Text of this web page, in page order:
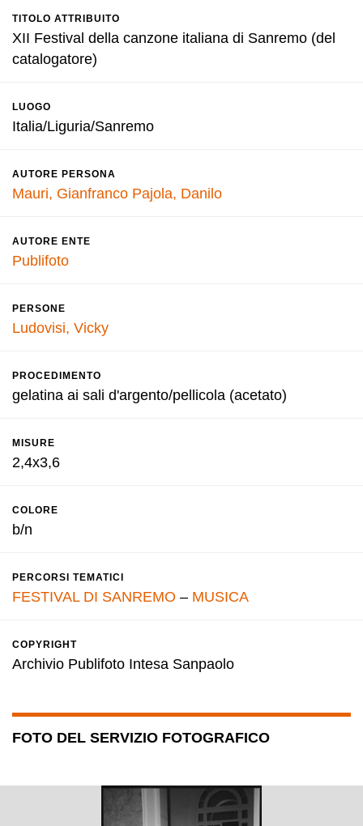
TITOLO ATTRIBUITO
XII Festival della canzone italiana di Sanremo (del
catalogatore)
LUOGO
Italia/Liguria/Sanremo
AUTORE PERSONA
Mauri, Gianfranco Pajola, Danilo
AUTORE ENTE
Publifoto
PERSONE
Ludovisi, Vicky
PROCEDIMENTO
gelatina ai sali d'argento/pellicola (acetato)
MISURE
2,4x3,6
COLORE
b/n
PERCORSI TEMATICI
FESTIVAL DI SANREMO – MUSICA
COPYRIGHT
Archivio Publifoto Intesa Sanpaolo
FOTO DEL SERVIZIO FOTOGRAFICO